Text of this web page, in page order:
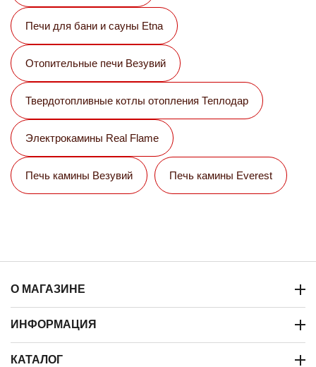
Печи для бани и сауны Etna
Отопительные печи Везувий
Твердотопливные котлы отопления Теплодар
Электрокамины Real Flame
Печь камины Везувий Печь камины Everest
О МАГАЗИНЕ
ИНФОРМАЦИЯ
КАТАЛОГ